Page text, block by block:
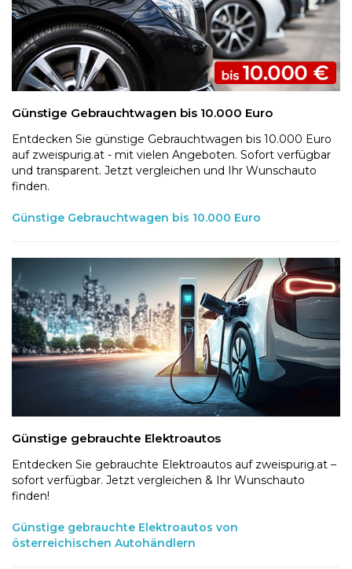
Günstige Gebrauchtwagen bis 10.000 Euro
Entdecken Sie günstige Gebrauchtwagen bis 10.000 Euro
auf zweispurig.at - mit vielen Angeboten. Sofort verfügbar
und transparent. Jetzt vergleichen und Ihr Wunschauto
finden.
Günstige Gebrauchtwagen bis 10.000 Euro
Günstige gebrauchte Elektroautos
Entdecken Sie gebrauchte Elektroautos auf zweispurig.at –
sofort verfügbar. Jetzt vergleichen & Ihr Wunschauto
finden!
Günstige gebrauchte Elektroautos von
österreichischen Autohändlern